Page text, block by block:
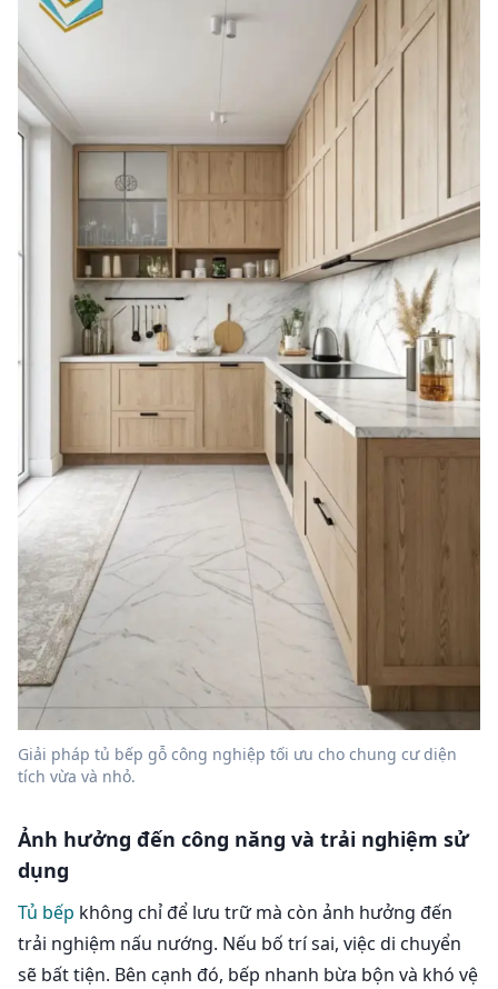
Giải pháp tủ bếp gỗ công nghiệp tối ưu cho chung cư diện
tích vừa và nhỏ.
Ảnh hưởng đến công năng và trải nghiệm sử
dụng
Tủ bếp không chỉ để lưu trữ mà còn ảnh hưởng đến
trải nghiệm nấu nướng. Nếu bố trí sai, việc di chuyển
sẽ bất tiện. Bên cạnh đó, bếp nhanh bừa bộn và khó vệ